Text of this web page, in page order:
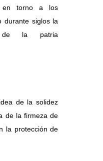
en torno a los
durante siglos la
de la patria
de la solidez
de la firmeza de
la protección de